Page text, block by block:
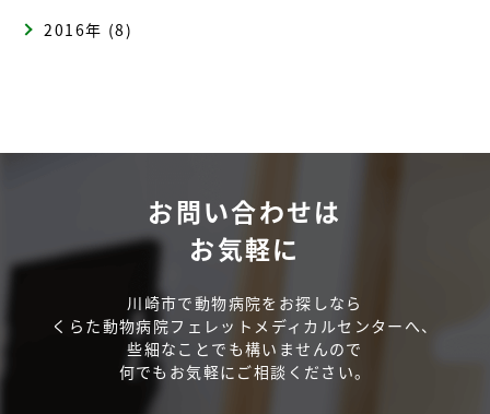
2016年 (8)
お問い合わせは
お気軽に
川崎市で動物病院をお探しなら
くらた動物病院フェレットメディカルセンターへ、
些細なことでも構いませんので
何でもお気軽にご相談ください。